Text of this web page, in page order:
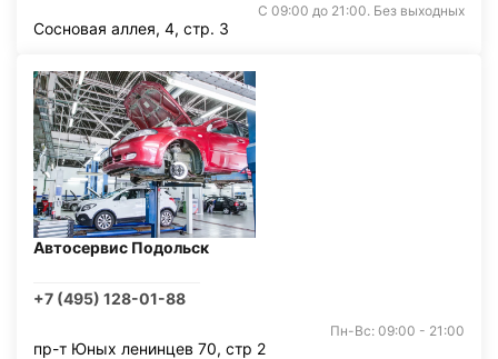
С 09:00 до 21:00. Без выходных
Сосновая аллея, 4, стр. 3
Автосервис Подольск
+7 (495) 128-01-88
Пн-Вс: 09:00 - 21:00
пр-т Юных ленинцев 70, стр 2